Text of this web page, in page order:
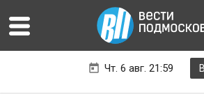
Чт. 6 авг. 21:59